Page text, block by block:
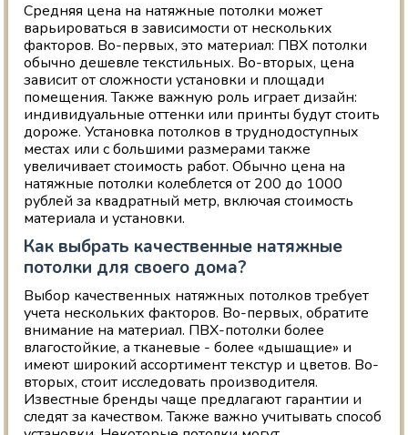
Средняя цена на натяжные потолки может
варьироваться в зависимости от нескольких
факторов. Во-первых, это материал: ПВХ потолки
обычно дешевле текстильных. Во-вторых, цена
зависит от сложности установки и площади
помещения. Также важную роль играет дизайн:
индивидуальные оттенки или принты будут стоить
дороже. Установка потолков в труднодоступных
местах или с большими размерами также
увеличивает стоимость работ. Обычно цена на
натяжные потолки колеблется от 200 до 1000
рублей за квадратный метр, включая стоимость
материала и установки.
Как выбрать качественные натяжные
потолки для своего дома?
Выбор качественных натяжных потолков требует
учета нескольких факторов. Во-первых, обратите
внимание на материал. ПВХ-потолки более
влагостойкие, а тканевые - более «дышащие» и
имеют широкий ассортимент текстур и цветов. Во-
вторых, стоит исследовать производителя.
Известные бренды чаще предлагают гарантии и
следят за качеством. Также важно учитывать способ